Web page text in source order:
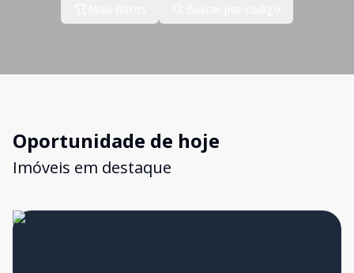
Oportunidade de hoje
Imóveis em destaque